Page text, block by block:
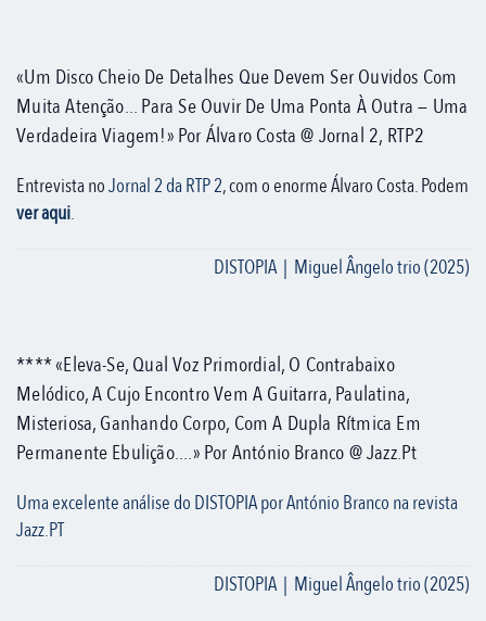
«Um Disco Cheio De Detalhes Que Devem Ser Ouvidos Com
Muita Atenção... Para Se Ouvir De Uma Ponta À Outra — Uma
Verdadeira Viagem!» Por Álvaro Costa @ Jornal 2, RTP2
Entrevista noJornal 2 da RTP 2, com o enorme Álvaro Costa. Podem
ver aqui.
DISTOPIA | Miguel Ângelo trio (2025)
**** «Eleva-Se, Qual Voz Primordial, O Contrabaixo
Melódico, A Cujo Encontro Vem A Guitarra, Paulatina,
Misteriosa, Ganhando Corpo, Com A Dupla Rítmica Em
Permanente Ebulição....» Por António Branco @ Jazz.pt
Uma excelente análise do DISTOPIA por António Branco na revista
Jazz.PT
DISTOPIA | Miguel Ângelo trio (2025)